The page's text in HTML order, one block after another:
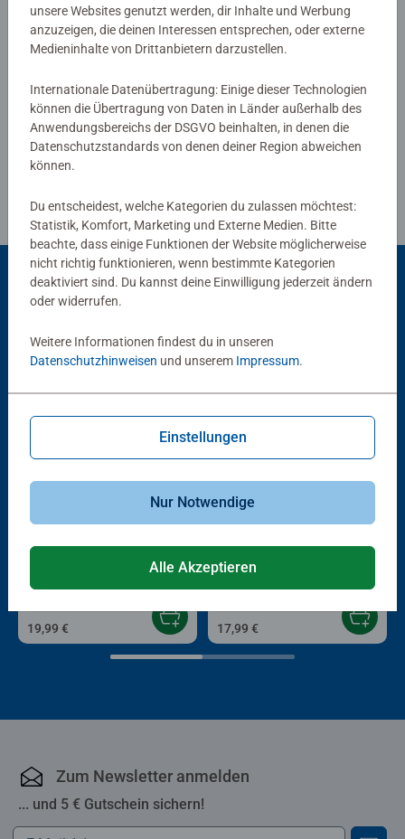
Das Ravensburger Malen nach Zahlen Programm bietet
eine große Motivauswahl für Kinder und Erwachsene.
Verfasse eine Bewertung
Richtlinien für Bewertungen
Andere Kunden mögen auch
Paper Art Quilling Stitch
19,99 €
Farbenfrohes Chamäleon
17,99 €
Zum Newsletter anmelden
... und 5 € Gutschein sichern!
unsere Websites genutzt werden, dir Inhalte und Werbung
anzuzeigen, die deinen Interessen entsprechen, oder externe
Medieninhalte von Drittanbietern darzustellen.
Internationale Datenübertragung: Einige dieser Technologien
können die Übertragung von Daten in Länder außerhalb des
Anwendungsbereichs der DSGVO beinhalten, in denen die
Datenschutzstandards von denen deiner Region abweichen
können.
Du entscheidest, welche Kategorien du zulassen möchtest:
Statistik, Komfort, Marketing und Externe Medien. Bitte
beachte, dass einige Funktionen der Website möglicherweise
nicht richtig funktionieren, wenn bestimmte Kategorien
deaktiviert sind. Du kannst deine Einwilligung jederzeit ändern
oder widerrufen.
Weitere Informationen findest du in unseren
Datenschutzhinweisen und unserem Impressum.
Einstellungen
Nur Notwendige
Alle Akzeptieren